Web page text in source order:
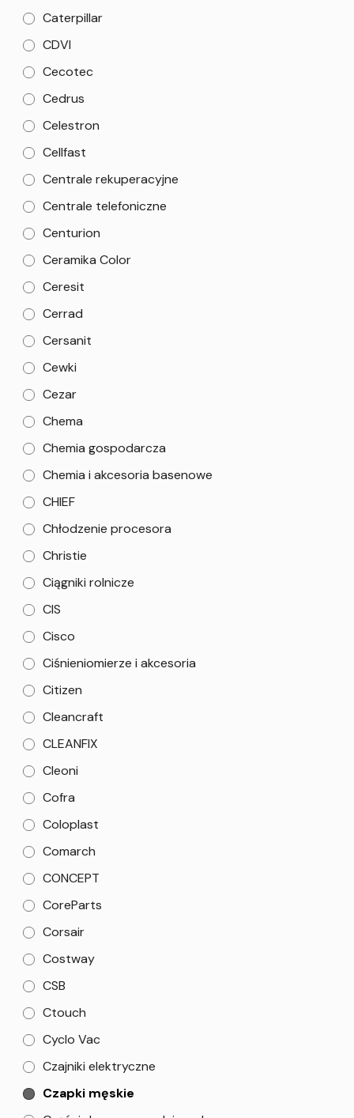
Caterpillar
CDVI
Cecotec
Cedrus
Celestron
Cellfast
Centrale rekuperacyjne
Centrale telefoniczne
Centurion
Ceramika Color
Ceresit
Cerrad
Cersanit
Cewki
Cezar
Chema
Chemia gospodarcza
Chemia i akcesoria basenowe
CHIEF
Chłodzenie procesora
Christie
Ciągniki rolnicze
CIS
Cisco
Ciśnieniomierze i akcesoria
Citizen
Cleancraft
CLEANFIX
Cleoni
Cofra
Coloplast
Comarch
CONCEPT
CoreParts
Corsair
Costway
CSB
Ctouch
Cyclo Vac
Czajniki elektryczne
Czapki męskie